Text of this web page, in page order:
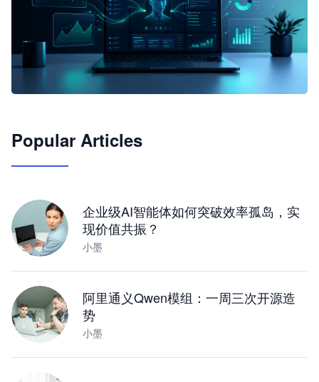
JimoClaw 桌面 AI Agent 工作台
Popular Articles
企业级AI智能体如何突破效率孤岛，实
现价值共振？
小墨
阿里通义Qwen模组：一周三次开源造
势
小墨